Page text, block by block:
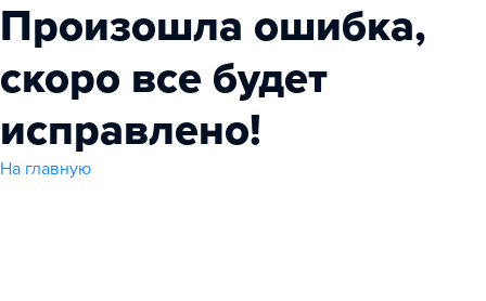
Произошла ошибка,
скоро все будет
исправлено!
На главную